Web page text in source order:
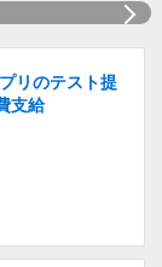
リのテスト提
支給